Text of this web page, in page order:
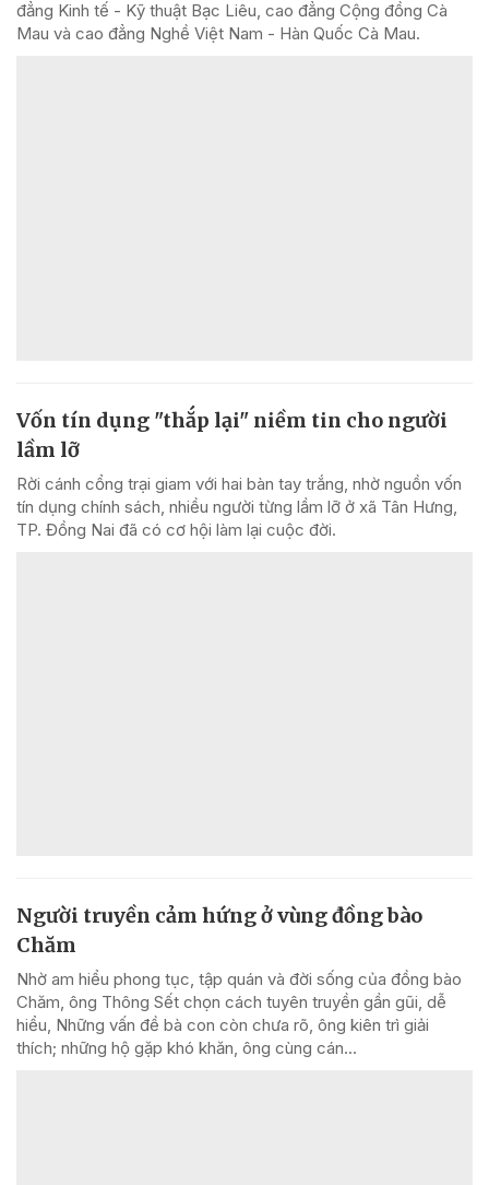
đẳng Kinh tế - Kỹ thuật Bạc Liêu, cao đẳng Cộng đồng Cà
Mau và cao đẳng Nghề Việt Nam - Hàn Quốc Cà Mau.
Vốn tín dụng "thắp lại" niềm tin cho người
lầm lỡ
Rời cánh cổng trại giam với hai bàn tay trắng, nhờ nguồn vốn
tín dụng chính sách, nhiều người từng lầm lỡ ở xã Tân Hưng,
TP. Đồng Nai đã có cơ hội làm lại cuộc đời.
Người truyền cảm hứng ở vùng đồng bào
Chăm
Nhờ am hiểu phong tục, tập quán và đời sống của đồng bào
Chăm, ông Thông Sết chọn cách tuyên truyền gần gũi, dễ
hiểu, Những vấn đề bà con còn chưa rõ, ông kiên trì giải
thích; những hộ gặp khó khăn, ông cùng cán...